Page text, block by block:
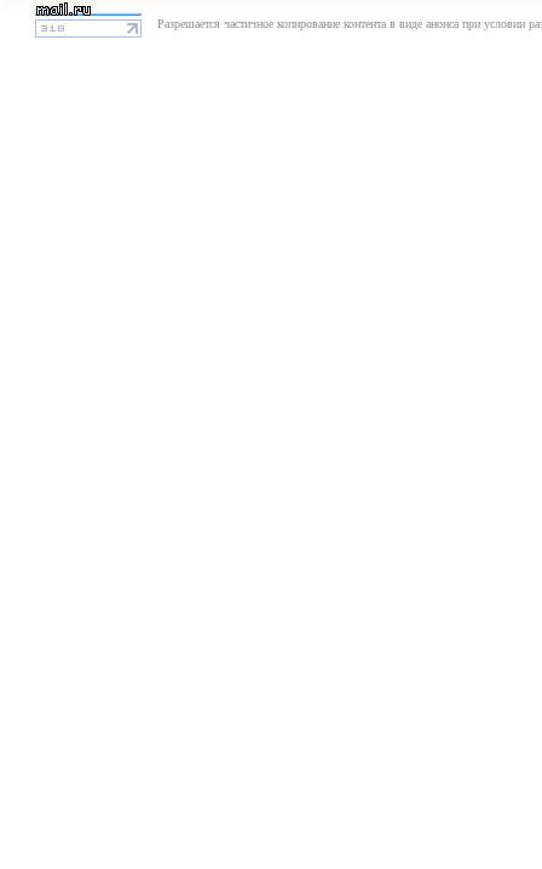
Разрешается частичное копирование контента в виде анонса при условии